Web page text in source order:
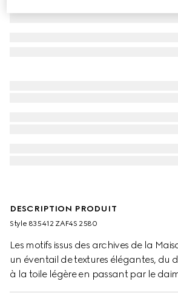
DESCRIPTION PRODUIT
Style ‎835412 ZAF4S 2580
Les motifs issus des archives de la
un éventail de textures élégantes, du
à la toile légère en passant par le